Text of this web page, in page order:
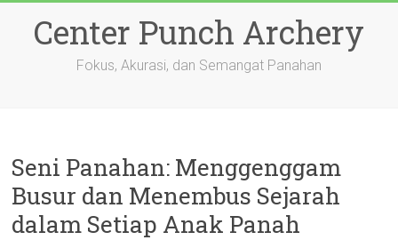
contentCenter Punch Archery
Fokus, Akurasi, dan Semangat Panahan
Seni Panahan: Menggenggam
Busur dan Menembus Sejarah
dalam Setiap Anak Panah